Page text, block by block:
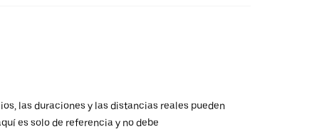
las duraciones y las distancias reales pueden
es solo de referencia y no debe